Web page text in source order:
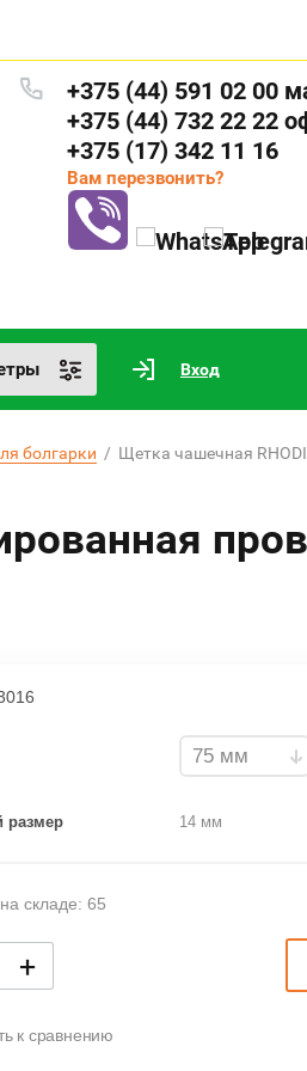
+375 (44) 591 02 00
+375 (44) 732 22 22
+375 (17) 342 11 16
Вам перезвонить?
Вход
болгарки
/  Щетка чашечная
размер 14 мм
складе: 65
+
к сравнению